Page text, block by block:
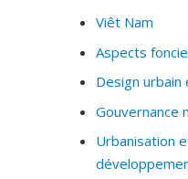
nouvelles
quantitatives et
activités de design
de politiques
Me recherches et
questionner le rôle
Viêt Nam
Aspects
Design
Gouvernance
Urbanisation